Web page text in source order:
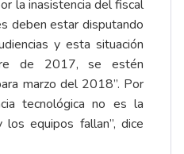
la inasistencia del fiscal
deben estar disputando
y esta situación
de 2017, se estén
marzo del 2018”. Por
tecnológica no es la
equipos fallan”, dice